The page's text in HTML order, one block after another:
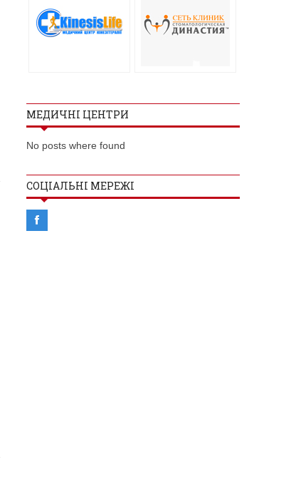
МЕДИЧНІ ЦЕНТРИ
No posts where found
СОЦІАЛЬНІ МЕРЕЖІ